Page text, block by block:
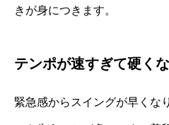
きが身につきます。
テンポが速すぎて硬く
緊急感からスイングが早くな